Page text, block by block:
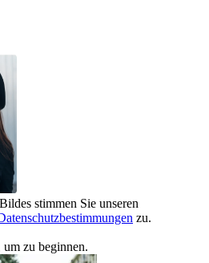
stimmen Sie unseren
zu.
zu beginnen.